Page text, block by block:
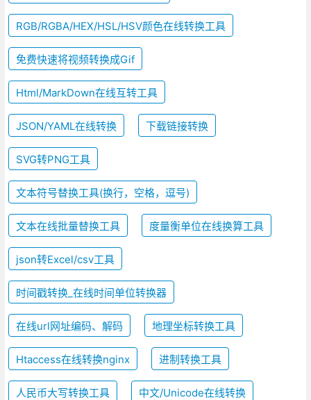
RGB/RGBA/HEX/HSL/HSV颜色在线转换工具
免费快速将视频转换成Gif
Html/MarkDown在线互转工具
JSON/YAML在线转换 下载链接转换
SVG转PNG工具
文本符号替换工具(换行，空格，逗号)
文本在线批量替换工具 度量衡单位在线换算工具
json转Excel/csv工具
时间戳转换_在线时间单位转换器
在线url网址编码、解码 地理坐标转换工具
Htaccess在线转换nginx 进制转换工具
人民币大写转换工具 中文/Unicode在线转换